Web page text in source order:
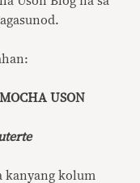
USON
kanyang kolum